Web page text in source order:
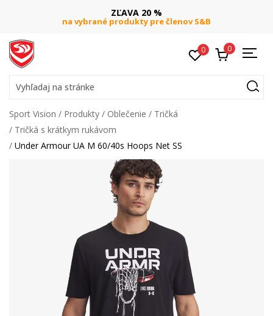
ZĽAVA 20 %
na vybrané produkty pre členov S&B
0 0
Vyhľadaj na stránke
Sport Vision Produkty Oblečenie
Tričká
Tričká s krátkym rukávom
Under Armour UA M 60/40s Hoops Net SS